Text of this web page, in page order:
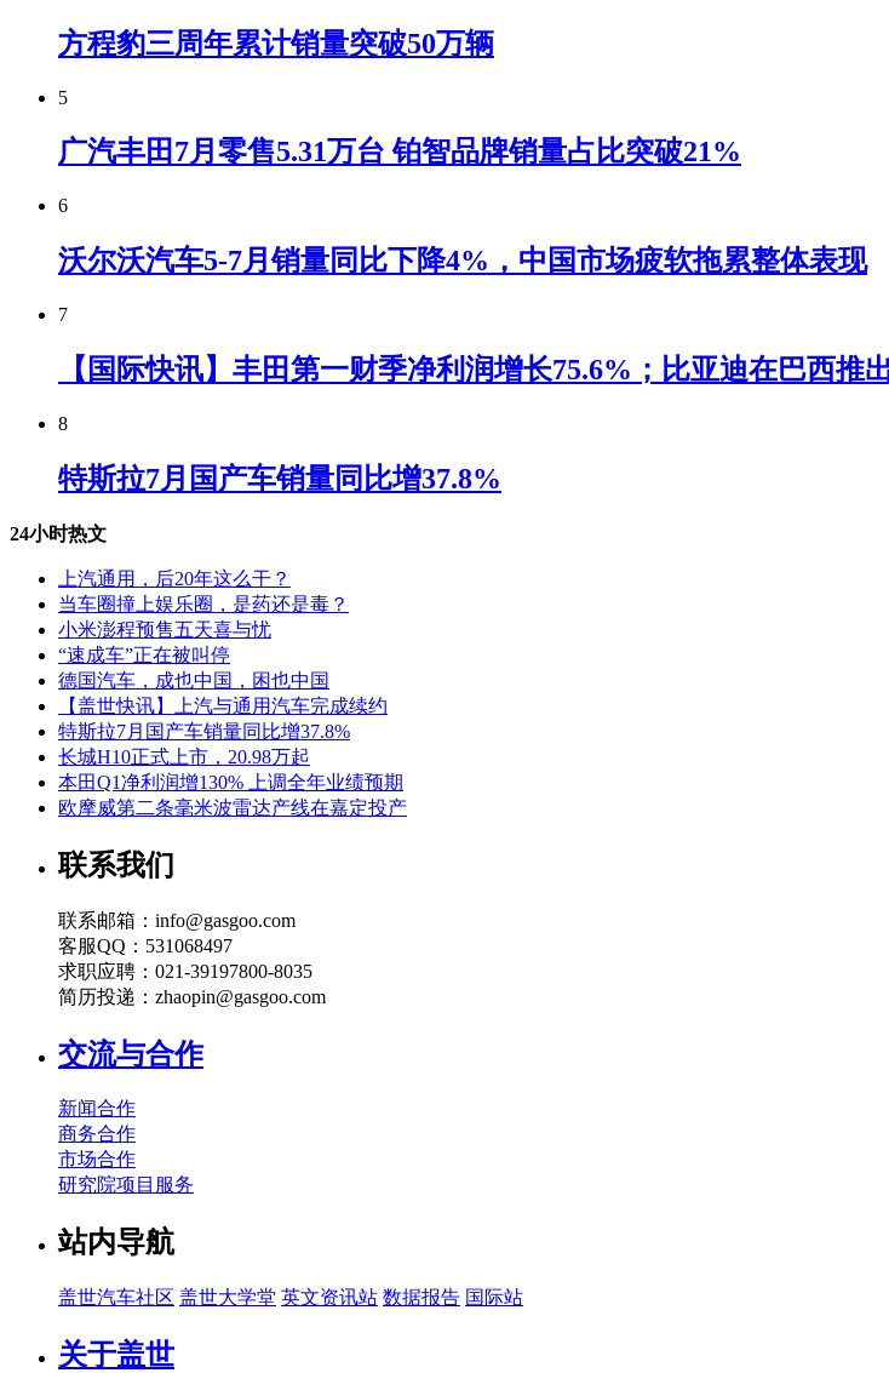
方程豹三周年累计销量突破50万辆
5
广汽丰田7月零售5.31万台 铂智品牌销量占比突破21%
6
沃尔沃汽车5-7月销量同比下降4%，中国市场疲软拖累整体表现
7
【国际快讯】丰田第一财季净利润增长75.6%；比亚迪在巴西
8
特斯拉7月国产车销量同比增37.8%
24小时热文
上汽通用，后20年这么干？
当车圈撞上娱乐圈，是药还是毒？
小米澎程预售五天喜与忧
“速成车”正在被叫停
德国汽车，成也中国，困也中国
【盖世快讯】上汽与通用汽车完成续约
特斯拉7月国产车销量同比增37.8%
长城H10正式上市，20.98万起
本田Q1净利润增130% 上调全年业绩预期
欧摩威第二条毫米波雷达产线在嘉定投产
联系我们
联系邮箱：info@gasgoo.com
客服QQ：531068497
求职应聘：021-39197800-8035
简历投递：zhaopin@gasgoo.com
交流与合作
新闻合作
商务合作
市场合作
研究院项目服务
站内导航
盖世汽车社区 盖世大学堂 英文资讯站 数据报告 国际站
关于盖世